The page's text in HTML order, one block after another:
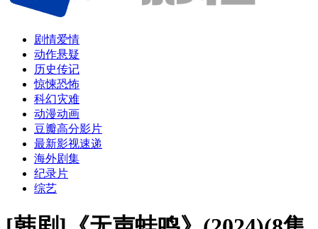
剧情爱情
动作悬疑
历史传记
惊悚恐怖
科幻灾难
动漫动画
豆瓣高分影片
最新影视速递
海外剧集
纪录片
综艺